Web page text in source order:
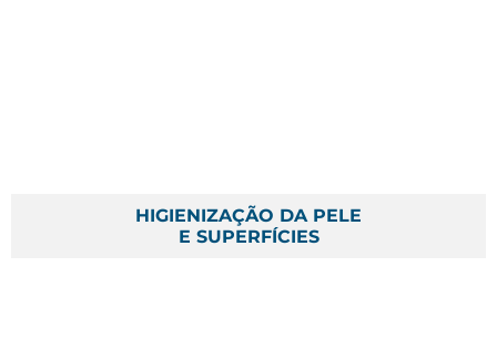
HIGIENIZAÇÃO DA PELE
E SUPERFÍCIES